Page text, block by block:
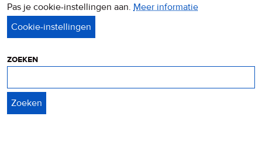
Pas je cookie-instellingen aan. Meer informatie
zoeken